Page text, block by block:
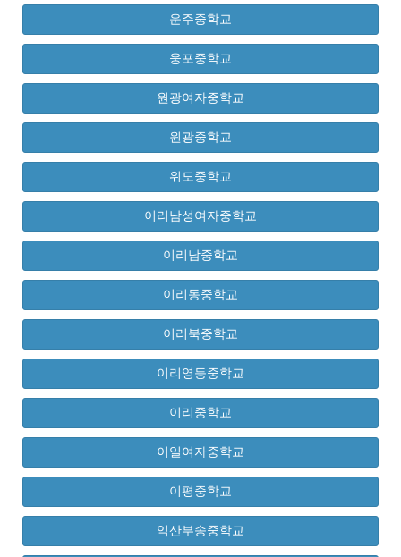
운주중학교
웅포중학교
원광여자중학교
원광중학교
위도중학교
이리남성여자중학교
이리남중학교
이리동중학교
이리북중학교
이리영등중학교
이리중학교
이일여자중학교
이평중학교
익산부송중학교